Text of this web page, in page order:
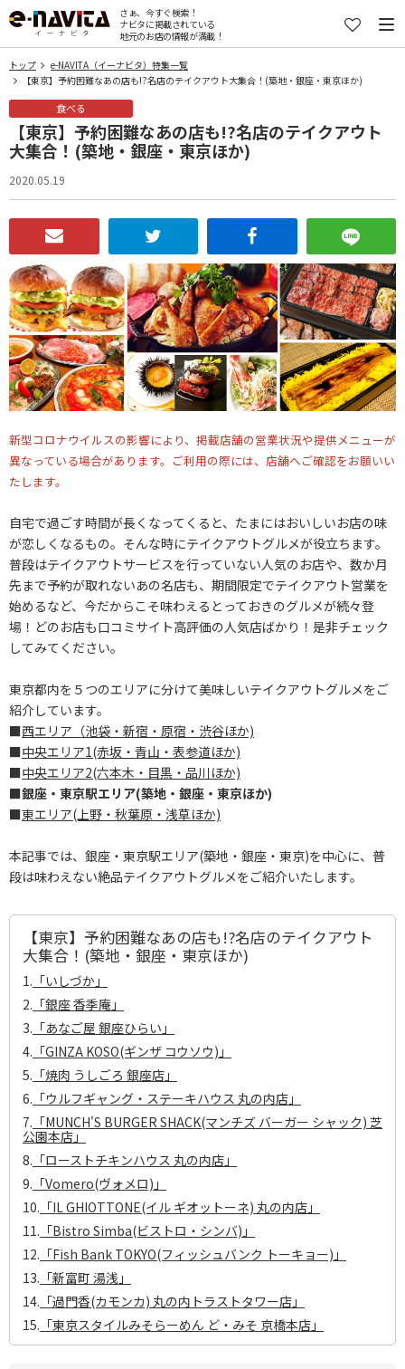
さぁ、今すぐ検索！
ナビタに掲載されている
地元のお店の情報が満載！
トップ
e-NAVITA（イーナビタ）特集一覧
【東京】予約困難なあの店も!?名店のテイクアウト大集合！(築地・銀座・東京ほか)
食べる
【東京】予約困難なあの店も!?名店のテイクアウト
大集合！(築地・銀座・東京ほか)
2020.05.19
新型コロナウイルスの影響により、掲載店舗の営業状況や提供メニューが
異なっている場合があります。ご利用の際には、店舗へご確認をお願いい
たします。
自宅で過ごす時間が長くなってくると、たまにはおいしいお店の味
が恋しくなるもの。そんな時にテイクアウトグルメが役立ちます。
普段はテイクアウトサービスを行っていない人気のお店や、数か月
先まで予約が取れないあの名店も、期間限定でテイクアウト営業を
始めるなど、今だからこそ味わえるとっておきのグルメが続々登
場！どのお店も口コミサイト高評価の人気店ばかり！是非チェック
してみてください。
東京都内を５つのエリアに分けて美味しいテイクアウトグルメをご
紹介しています。
■西エリア（池袋・新宿・原宿・渋谷ほか)
■中央エリア1(赤坂・青山・表参道ほか)
■中央エリア2(六本木・目黒・品川ほか)
■銀座・東京駅エリア(築地・銀座・東京ほか)
■東エリア(上野・秋葉原・浅草ほか)
本記事では、銀座・東京駅エリア(築地・銀座・東京)を中心に、普
段は味わえない絶品テイクアウトグルメをご紹介いたします。
【東京】予約困難なあの店も!?名店のテイクアウト
大集合！(築地・銀座・東京ほか)
1. 「いしづか」
2. 「銀座 香季庵」
3. 「あなご屋 銀座ひらい」
4. 「GINZA KOSO(ギンザ コウソウ)」
5. 「焼肉 うしごろ 銀座店」
6. 「ウルフギャング・ステーキハウス 丸の内店」
7. 「MUNCH'S BURGER SHACK(マンチズ バーガー シャック) 芝
公園本店」
8. 「ローストチキンハウス 丸の内店」
9. 「Vomero(ヴォメロ)」
10. 「IL GHIOTTONE(イル ギオットーネ) 丸の内店」
11. 「Bistro Simba(ビストロ・シンバ)」
12. 「Fish Bank TOKYO(フィッシュバンク トーキョー)」
13. 「新富町 湯浅」
14. 「過門香(カモンカ) 丸の内トラストタワー店」
15. 「東京スタイルみそらーめん ど・みそ 京橋本店」